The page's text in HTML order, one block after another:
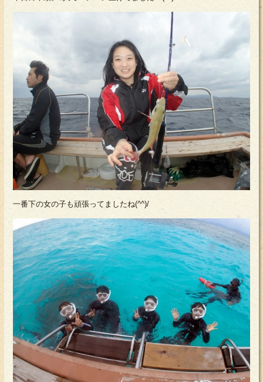
一番下の女の子も頑張ってましたね(^^)/